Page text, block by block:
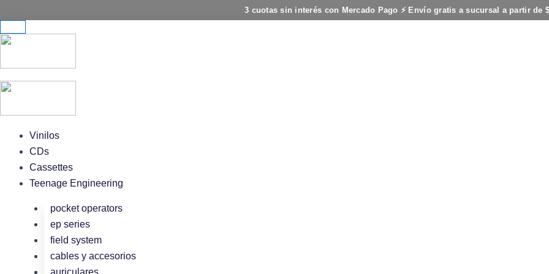
3 cuotas sin interés con Mercado Pago ⚡ Envío gratis a sucursal a partir de
al
contenido
Vinilos
CDs
Cassettes
Teenage Engineering
pocket operators
ep series
field system
cables y accesorios
auriculares